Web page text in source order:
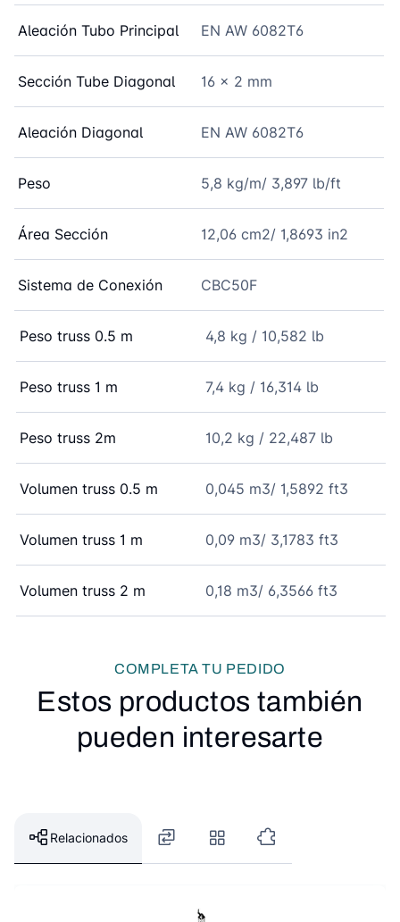
Aleación Tubo Principal EN AW 6082T6
Sección Tube Diagonal 16 x 2 mm
Aleación Diagonal EN AW 6082T6
Peso 5,8 kg/m/ 3,897 lb/ft
Área Sección 12,06 cm2/ 1,8693 in2
Sistema de Conexión CBC50F
Peso truss 0.5 m 4,8 kg / 10,582 lb
Peso truss 1 m 7,4 kg / 16,314 lb
Peso truss 2m 10,2 kg / 22,487 lb
Volumen truss 0.5 m 0,045 m3/ 1,5892 ft3
Volumen truss 1 m 0,09 m3/ 3,1783 ft3
Volumen truss 2 m 0,18 m3/ 6,3566 ft3
COMPLETA TU PEDIDO
Estos productos también
pueden interesarte
Relacionados